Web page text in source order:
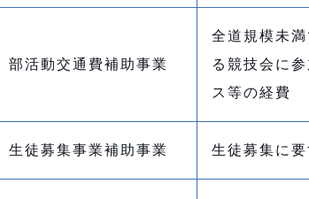
部活動交通費補助事業
全道規模未
る競技会に
ス等の経費
生徒募集事業補助事業 生徒募集に要